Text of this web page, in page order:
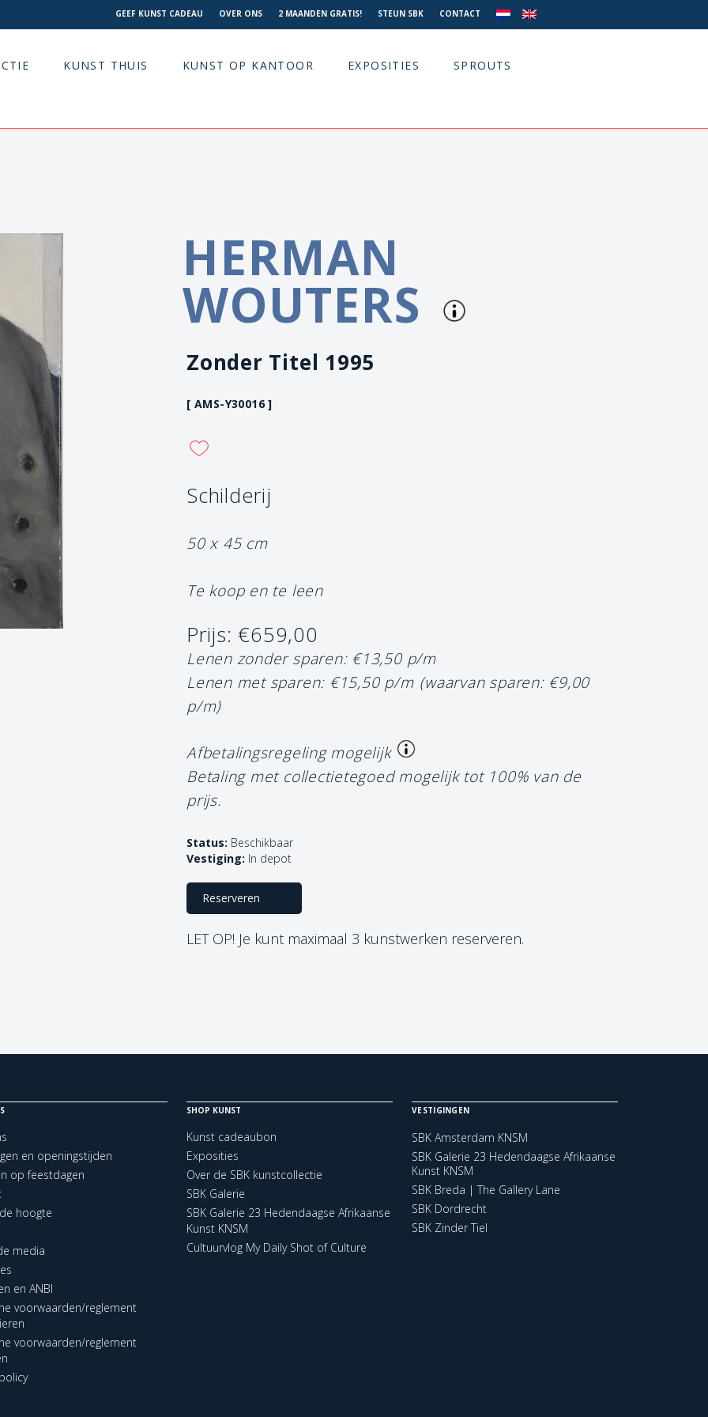
GEEF KUNST CADEAU OVER ONS 2 MAANDEN GRATIS! STEUN SBK CONTACT
KUNST THUIS KUNST OP KANTOOR EXPOSITIES SPROUTS
HERMAN
WOUTERS
Zonder Titel 1995
[ AMS-Y30016 ]
Schilderij
50 x 45 cm
Te koop en te leen
Prijs: €659,00
Lenen zonder sparen: €13,50 p/m
Lenen met sparen: €15,50 p/m (waarvan sparen: €9,00
p/m)
Afbetalingsregeling mogelijk
Betaling met collectietegoed mogelijk tot 100% van de
prijs.
Status: Beschikbaar
Vestiging: In depot
Reserveren
LET OP! Je kunt maximaal 3 kunstwerken reserveren.
en openingstijden
op feestdagen
hoogte
media
en ANBI
voorwaarden/reglement
voorwaarden/reglement
SHOP KUNST
Kunst cadeaubon
Exposities
Over de SBK kunstcollectie
SBK Galerie
SBK Galerie 23 Hedendaagse Afrikaanse
Kunst KNSM
Cultuurvlog My Daily Shot of Culture
VESTIGINGEN
SBK Amsterdam KNSM
SBK Galerie 23 Hedendaagse Afrikaanse
Kunst KNSM
SBK Breda | The Gallery Lane
SBK Dordrecht
SBK Zinder Tiel